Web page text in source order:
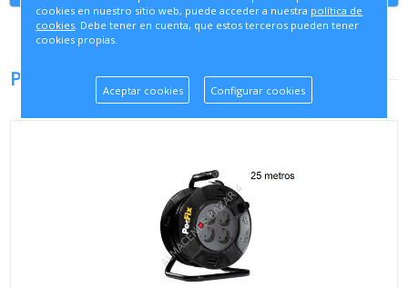
PRODUCTOS RELACIONADOS
cookies en nuestro sitio web, puede acceder a nuestra política de
cookies. Debe tener en cuenta, que estos terceros pueden tener
cookies propias.
Aceptar cookies Configurar cookies